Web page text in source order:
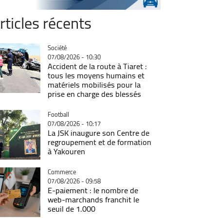
récents
Catégorie
Société
07/08/2026 - 10:30
Accident de la route à Tiaret :
tous les moyens humains et
matériels mobilisés pour la
prise en charge des blessés
Catégorie
Football
07/08/2026 - 10:17
La JSK inaugure son Centre de
regroupement et de formation
à Yakouren
Catégorie
Commerce
07/08/2026 - 09:58
E-paiement : le nombre de
web-marchands franchit le
seuil de 1.000